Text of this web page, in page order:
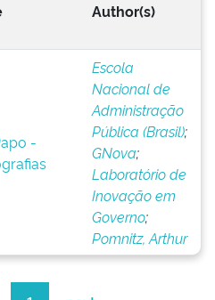
Author(s)
-
Escola
Nacional de
Administração
Pública (Brasil);
GNova;
Laboratório de
Inovação em
Governo;
Pomnitz, Arthur